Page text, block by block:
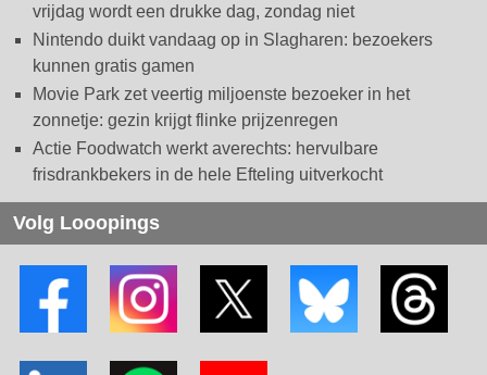
vrijdag wordt een drukke dag, zondag niet
Nintendo duikt vandaag op in Slagharen: bezoekers
kunnen gratis gamen
Movie Park zet veertig miljoenste bezoeker in het
zonnetje: gezin krijgt flinke prijzenregen
Actie Foodwatch werkt averechts: hervulbare
frisdrankbekers in de hele Efteling uitverkocht
Volg Looopings